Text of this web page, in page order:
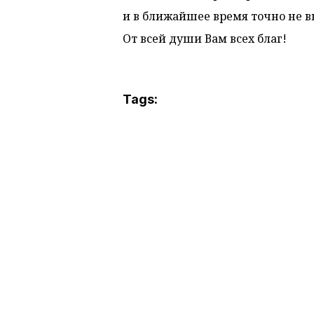
и в ближайшее время точно не
От всей души Вам всех благ!
Tags: